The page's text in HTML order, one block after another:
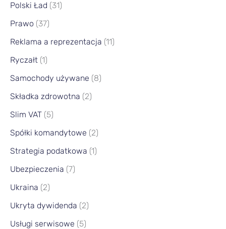
Polski Ład (31)
Prawo (37)
Reklama a reprezentacja (11)
Ryczałt (1)
Samochody używane (8)
Składka zdrowotna (2)
Slim VAT (5)
Spółki komandytowe (2)
Strategia podatkowa (1)
Ubezpieczenia (7)
Ukraina (2)
Ukryta dywidenda (2)
Usługi serwisowe (5)